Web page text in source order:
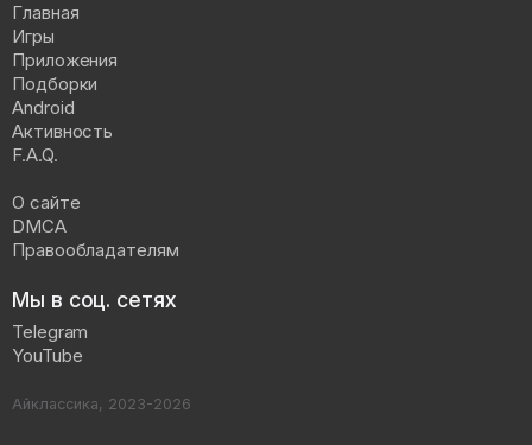
Главная
Игры
Приложения
Подборки
Android
Активность
F.A.Q.
О сайте
DMCA
Правообладателям
Мы в соц. сетях
Telegram
YouTube
Айклассика, 2023-2026